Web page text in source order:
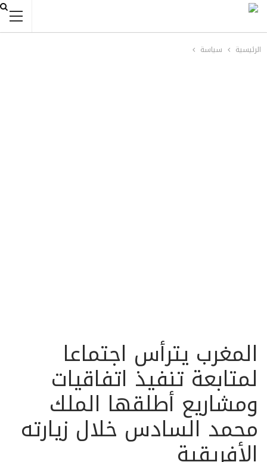
الرئيسية سياسة
المغرب يترأس اجتماعا
لمتابعة تنفيذ اتفاقيات
ومشاريع أطلقها الملك
محمد السادس خلال زيارته